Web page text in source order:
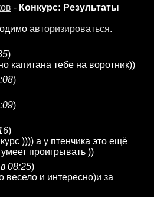
- Конкурс: Результаты
авторизироваться.
)
капитана тебе на воротник))
)
)
)
)))) а у птенчика это ещё
проигрывать ))
08:25)
весело и интересно)и за